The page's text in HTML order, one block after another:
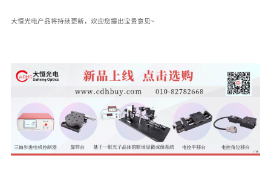
大恒光电产品将持续更新，欢迎您提出宝贵意见~